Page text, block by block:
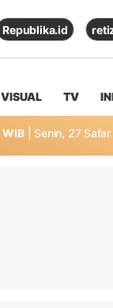
Republika.id
VISUAL TV
WIB | Senin, 27